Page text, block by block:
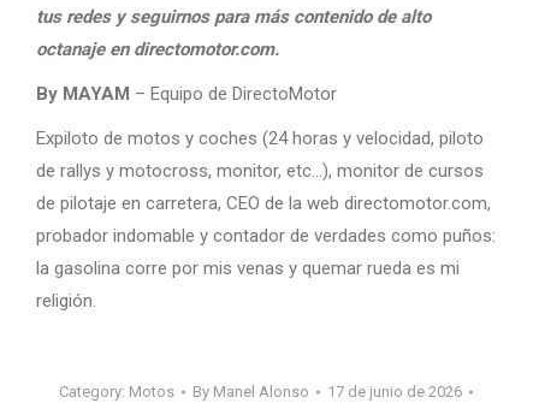
tus redes y seguirnos para más contenido de alto
octanaje en directomotor.com.
By MAYAM – Equipo de DirectoMotor
Expiloto de motos y coches (24 horas y velocidad, piloto
de rallys y motocross, monitor, etc…), monitor de cursos
de pilotaje en carretera, CEO de la web directomotor.com,
probador indomable y contador de verdades como puños:
la gasolina corre por mis venas y quemar rueda es mi
religión.
Category: Motos By Manel Alonso
17 de junio de 2026